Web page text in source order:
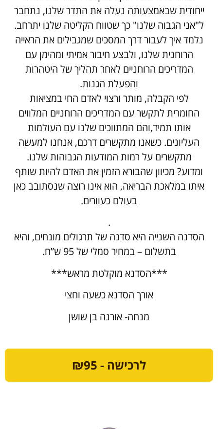
ייחודית שבאמצעותה נעלה את התדר שלנו, נתחבר
ל"אני הגבוה שלנו" כך שטווח הקליטה שלנו יתרחב.
נלמד איך לעבור דרך המסכים שמגבילים את הראייה
הרוחנית שלנו, ולבצע חיבור אמיתי ומהימן עם
המדריכים הרוחניים לאחר תהליך של היטהרות
והפעלת הגנות.
לפי הקבלה, מותר ורצוי לאדם החי במציאות
החומרית לתקשר עם המדריכים הרוחניים המלווים
אותו תמיד,והם המתווכים שלנו עם העולמות
העליונים. כשאנו מתקשרים דרכם, אנחנו למעשה
מתקשרים על רמות המודעות הגבוהות שלנו.
ומדוע? מכיוון שהבורא הזמין את האדם להיות שותף
איתו במלאכת הבריאה, הוא אינו רוצה שנסתובב כאן
בעולם כעוורים.
.
הסדנה השנייה היא סדנה של תרגולים מונחים, והיא
בתשלום – במחיר סמלי של 95 ש”ח.
***הסדנא מוקלטת מראש***
אורך הסדנא כשעה וחצי
מנחה- אורנה בן שושן
לרכישה - ₪95